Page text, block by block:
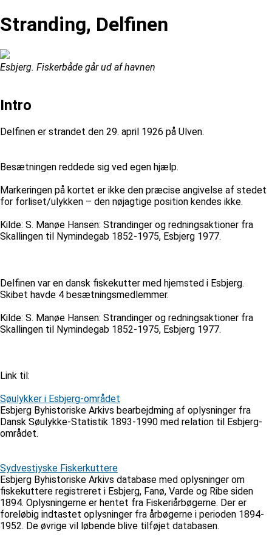
Stranding, Delfinen
Esbjerg. Fiskerbåde går ud af havnen
Intro
Delfinen er strandet den 29. april 1926 på Ulven.
Besætningen reddede sig ved egen hjælp.
Markeringen på kortet er ikke den præcise angivelse af stedet
for forliset/ulykken – den nøjagtige position kendes ikke.
Kilde: S. Manøe Hansen: Strandinger og redningsaktioner fra
Skallingen til Nymindegab 1852-1975, Esbjerg 1977.
Delfinen var en dansk fiskekutter med hjemsted i Esbjerg.
Skibet havde 4 besætningsmedlemmer.
Kilde: S. Manøe Hansen: Strandinger og redningsaktioner fra
Skallingen til Nymindegab 1852-1975, Esbjerg 1977.
Link til:
Søulykker i Esbjerg-området
Esbjerg Byhistoriske Arkivs bearbejdming af oplysninger fra
Dansk Søulykke-Statistik 1893-1990 med relation til Esbjerg-
området.
Sydvestjyske Fiskerkuttere
Esbjerg Byhistoriske Arkivs database med oplysninger om
fiskekuttere registreret i Esbjerg, Fanø, Varde og Ribe siden
1894. Oplysningerne er hentet fra Fiskeriårbøgerne. Der er
foreløbig indtastet oplysninger fra årbøgerne i perioden 1894-
1952. De øvrige vil løbende blive tilføjet databasen.